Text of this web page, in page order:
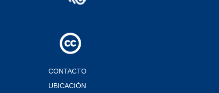
CONTACTO
UBICACIÓN